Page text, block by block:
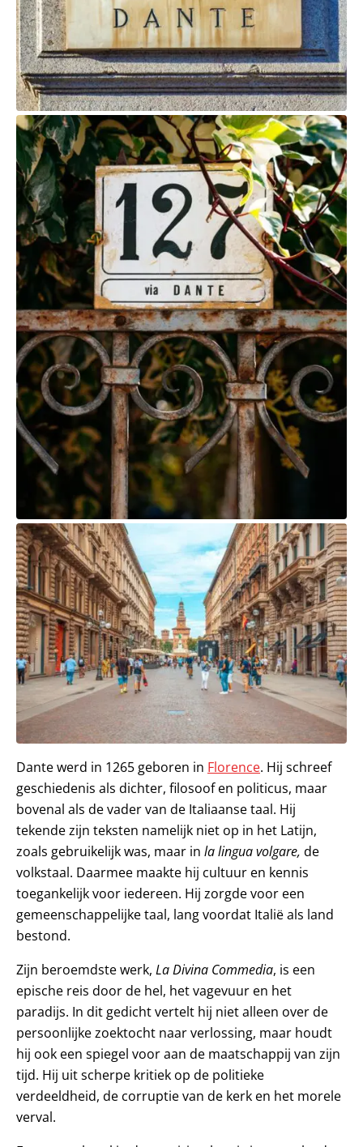
Dante werd in 1265 geboren in Florence. Hij schreef
geschiedenis als dichter, filosoof en politicus, maar
bovenal als de vader van de Italiaanse taal. Hij
tekende zijn teksten namelijk niet op in het Latijn,
zoals gebruikelijk was, maar in la lingua volgare, de
volkstaal. Daarmee maakte hij cultuur en kennis
toegankelijk voor iedereen. Hij zorgde voor een
gemeenschappelijke taal, lang voordat Italië als land
bestond.
Zijn beroemdste werk, LaDivina Commedia, is een
epische reis door de hel, het vagevuur en het
paradijs. In dit gedicht vertelt hij niet alleen over de
persoonlijke zoektocht naar verlossing, maar houdt
hij ook een spiegel voor aan de maatschappij van zijn
tijd. Hij uit scherpe kritiek op de politieke
verdeeldheid, de corruptie van de kerk en het morele
verval.